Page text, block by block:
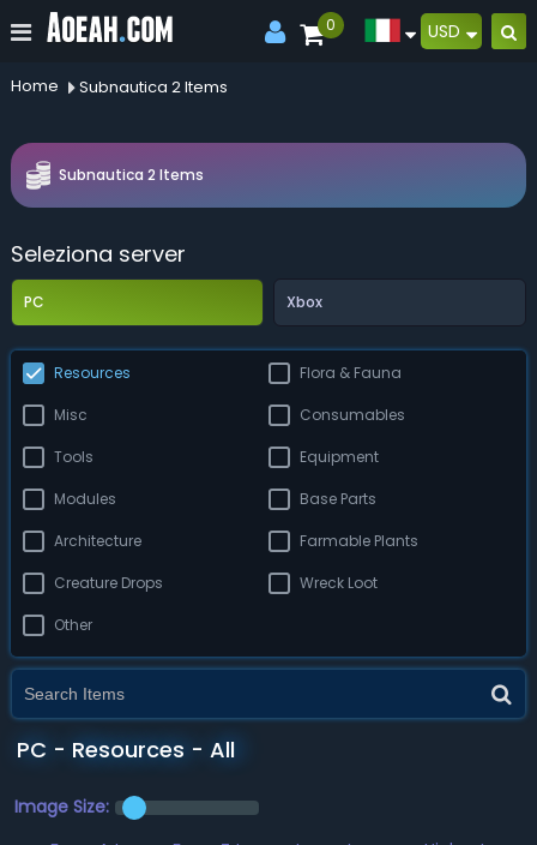
0 USD
Home Subnautica 2 Items
Subnautica 2 Items
Seleziona server
PC Xbox
Resources Flora & Fauna
Misc Consumables
Tools Equipment
Modules Base Parts
Architecture Farmable Plants
Creature Drops Wreck Loot
Other
PC - Resources - All
Image Size: